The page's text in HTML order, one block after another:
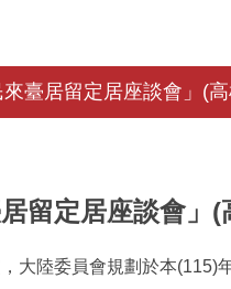
臺居留定居座談會」(
留定居座談會」
大陸委員會規劃於本(115)